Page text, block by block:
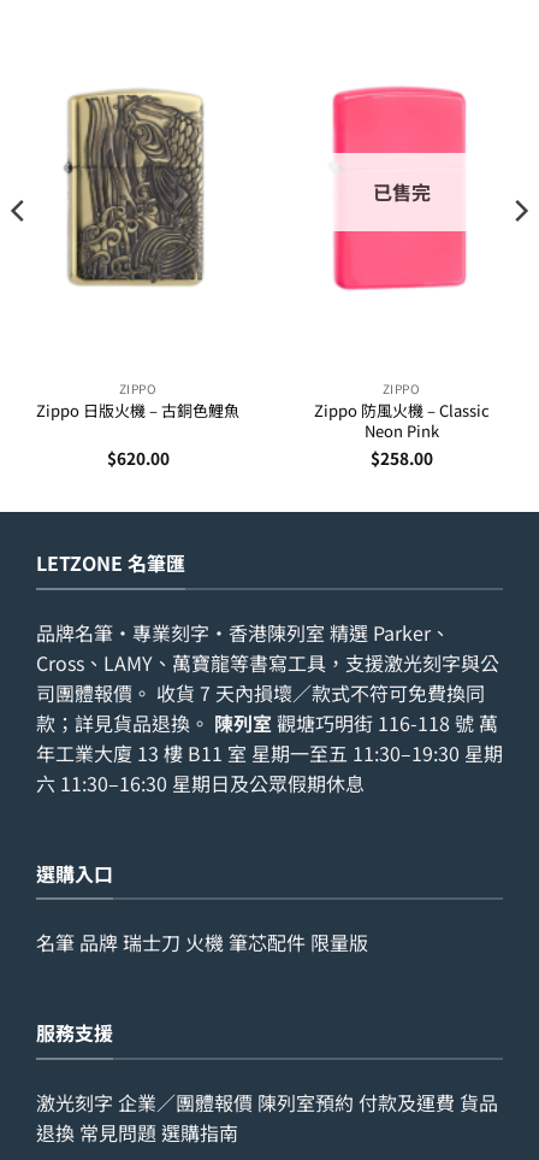
ZIPPO
Zippo 日版火機 – 古銅色鯉魚
$620.00
已售完
ZIPPO
Zippo 防風火機 – Classic
Neon Pink
$258.00
LETZONE 名筆匯
品牌名筆・專業刻字・香港陳列室 精選 Parker、
Cross、LAMY、萬寶龍等書寫工具，支援激光刻字與公
司團體報價。 收貨 7 天內損壞／款式不符可免費換同
款；詳見貨品退換 。 陳列室 觀塘巧明街 116-118 號 萬
年工業大廈 13 樓 B11 室 星期一至五 11:30–19:30 星期
六 11:30–16:30 星期日及公眾假期休息
選購入口
名筆 品牌瑞士刀 火機筆芯配件 限量版
服務支援
激光刻字 企業／團體報價 陳列室預約 付款及運費 貨品
退換 常見問題 選購指南